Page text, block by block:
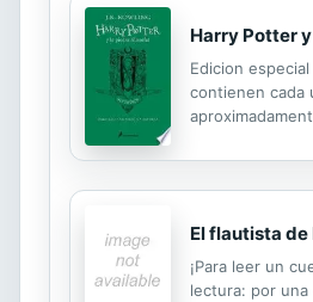
Harry Potter
Edicion
contienen cada
El flautista de
¡Para leer un
lectura: por una